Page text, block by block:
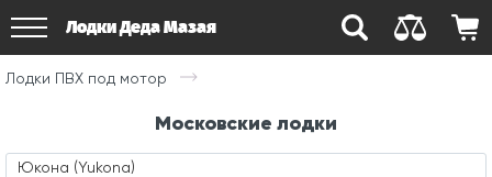
Лодки Деда Мазая
Лодки ПВХ под мотор
Московские лодки
Юкона (Yukona)